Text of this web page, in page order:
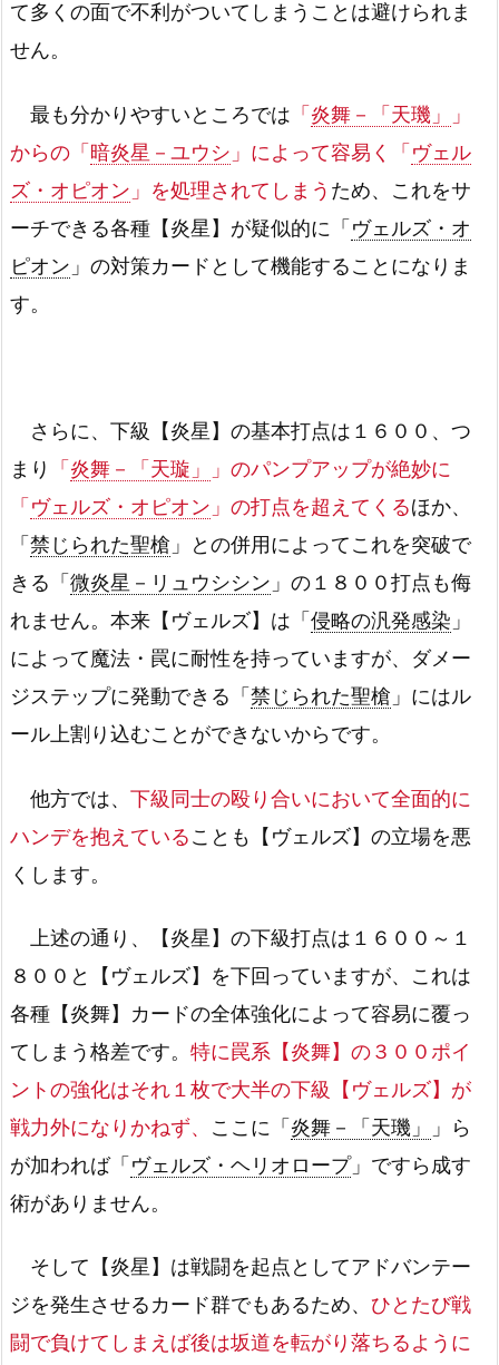
て多くの面で不利がついてしまうことは避けられま
せん。
最も分かりやすいところでは 「 炎舞－「天璣」
」
からの「 暗炎星－ユウシ 」によって容易く「 ヴェル
ズ・オピオン 」を処理されてしまう ため、これをサ
ーチできる各種【炎星】が疑似的に「 ヴェルズ・オ
ピオン 」の対策カードとして機能することになりま
す。
さらに、下級【炎星】の基本打点は１６００、つ
まり
「 炎舞－「天璇」
」のパンプアップが絶妙に
「 ヴェルズ・オピオン 」の打点を超えてくるほか、
「 禁じられた聖槍 」との併用によってこれを突破で
きる「 微炎星－リュウシシン 」の１８００打点も侮
れません。本来【ヴェルズ】は「 侵略の汎発感染 」
によって魔法・罠に耐性を持っていますが、ダメー
ジステップに発動できる「 禁じられた聖槍 」にはル
ール上割り込むことができないからです。
他方では、 下級同士の殴り合いにおいて全面的に
ハンデを抱えている ことも【ヴェルズ】の立場を悪
くします。
上述の通り、【炎星】の下級打点は１６００～１
８００と【ヴェルズ】を下回っていますが、これは
各種【炎舞】カードの全体強化によって容易に覆っ
てしまう格差です。 特に罠系【炎舞】の３００ポイ
ントの強化はそれ１枚で大半の下級【ヴェルズ】が
戦力外になりかねず、 ここに「 炎舞－「天璣」
」ら
が加われば「 ヴェルズ・ヘリオロープ」ですら成す
術がありません。
そして【炎星】は戦闘を起点としてアドバンテー
ジを発生させるカード群でもあるため、 ひとたび戦
闘で負けてしまえば後は坂道を転がり落ちるように